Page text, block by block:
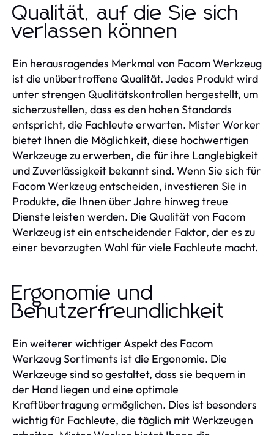
Qualität, auf die Sie sich
verlassen können
Ein herausragendes Merkmal von Facom Werkzeug
ist die unübertroffene Qualität. Jedes Produkt wird
unter strengen Qualitätskontrollen hergestellt, um
sicherzustellen, dass es den hohen Standards
entspricht, die Fachleute erwarten. Mister Worker
bietet Ihnen die Möglichkeit, diese hochwertigen
Werkzeuge zu erwerben, die für ihre Langlebigkeit
und Zuverlässigkeit bekannt sind. Wenn Sie sich für
Facom Werkzeug entscheiden, investieren Sie in
Produkte, die Ihnen über Jahre hinweg treue
Dienste leisten werden. Die Qualität von Facom
Werkzeug ist ein entscheidender Faktor, der es zu
einer bevorzugten Wahl für viele Fachleute macht.
Ergonomie und
Benutzerfreundlichkeit
Ein weiterer wichtiger Aspekt des Facom
Werkzeug Sortiments ist die Ergonomie. Die
Werkzeuge sind so gestaltet, dass sie bequem in
der Hand liegen und eine optimale
Kraftübertragung ermöglichen. Dies ist besonders
wichtig für Fachleute, die täglich mit Werkzeugen